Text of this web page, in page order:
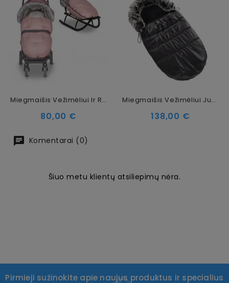
Miegmaišis Vežimėliui Ir Rogutėms Colibro Powder Pink
Kaina
80,00 €
Miegmaišis Vežimėliui Junama, Black SIlver
Kaina
138,00 €
Komentarai (0)
Šiuo metu klientų atsiliepimų nėra.
Pirmieji sužinokite apie naujus produktus ir specialius